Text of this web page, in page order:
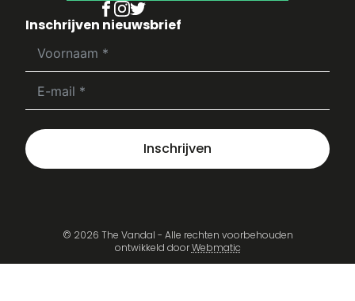
Inschrijven nieuwsbrief
Inschrijven
© 2026 The Vandal - Alle rechten voorbehouden
ontwikkeld doorWebmatic